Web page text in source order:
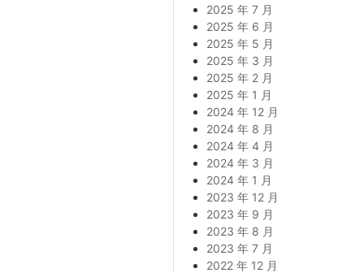
2025 年 7 月
2025 年 6 月
2025 年 5 月
2025 年 3 月
2025 年 2 月
2025 年 1 月
2024 年 12 月
2024 年 8 月
2024 年 4 月
2024 年 3 月
2024 年 1 月
2023 年 12 月
2023 年 9 月
2023 年 8 月
2023 年 7 月
2022 年 12 月